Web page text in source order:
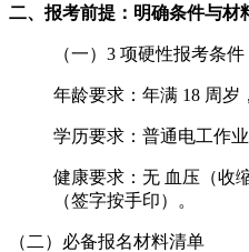
二、报考前提：明确条件与材
（一）3 项硬性报考条件
年龄要求：年满 18 周岁
学历要求：普通电工作
健康要求：无 血压（收
（签字按手印）。
（二）必备报名材料清单